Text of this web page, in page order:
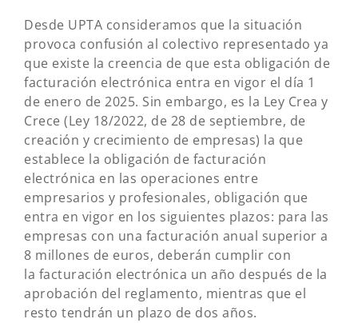
Desde UPTA consideramos que la situación
provoca confusión al colectivo representado ya
que existe la creencia de que esta obligación de
facturación electrónica entra en vigor el día 1
de enero de 2025. Sin embargo, es la Ley Crea y
Crece (Ley 18/2022, de 28 de septiembre, de
creación y crecimiento de empresas) la que
establece la obligación de facturación
electrónica en las operaciones entre
empresarios y profesionales, obligación que
entra en vigor en los siguientes plazos: para las
empresas con una facturación anual superior a
8 millones de euros, deberán cumplir con
la facturación electrónica un año después de la
aprobación del reglamento, mientras que el
resto tendrán un plazo de dos años.